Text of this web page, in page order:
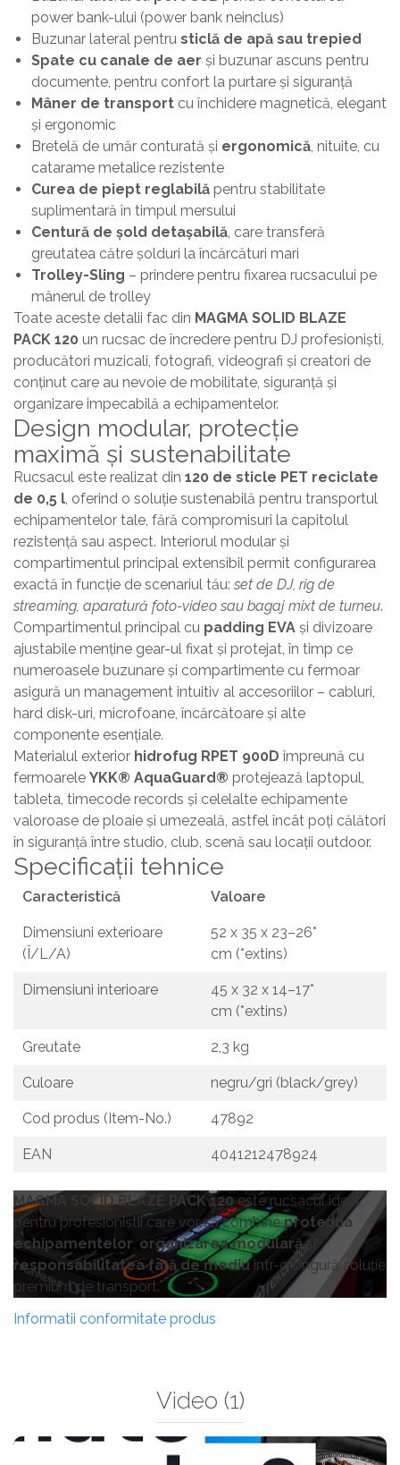
power bank-ului (power bank neinclus)
Buzunar lateral pentru sticlă de apă sau trepied
Spate cu canale de aer și buzunar ascuns pentru
documente, pentru confort la purtare și siguranță
Mâner de transport cu închidere magnetică, elegant
și ergonomic
Bretelă de umăr conturată și ergonomică , nituite, cu
catarame metalice rezistente
Curea de piept reglabilă pentru stabilitate
suplimentară în timpul mersului
Centură de șold detașabilă , care transferă
greutatea către șolduri la încărcături mari
Trolley-Sling – prindere pentru fixarea rucsacului pe
mânerul de trolley
Toate aceste detalii fac din MAGMA SOLID BLAZE
PACK 120 un rucsac de încredere pentru DJ profesioniști,
producători muzicali, fotografi, videografi și creatori de
conținut care au nevoie de mobilitate, siguranță și
organizare impecabilă a echipamentelor.
Design modular, protecție
maximă și sustenabilitate
Rucsacul este realizat din 120 de sticle PET reciclate
de 0,5 l , oferind o soluție sustenabilă pentru transportul
echipamentelor tale, fără compromisuri la capitolul
rezistență sau aspect. Interiorul modular și
compartimentul principal extensibil permit configurarea
exactă în funcție de scenariul tău: set de DJ, rig de
streaming, aparatură foto-video sau bagaj mixt de turneu.
Compartimentul principal cu padding EVA și divizoare
ajustabile menține gear-ul fixat și protejat, în timp ce
numeroasele buzunare și compartimente cu fermoar
asigură un management intuitiv al accesoriilor – cabluri,
hard disk-uri, microfoane, încărcătoare și alte
componente esențiale.
Materialul exterior hidrofug RPET 900D împreună cu
fermoarele YKK® AquaGuard® protejează laptopul,
tableta, timecode records și celelalte echipamente
valoroase de ploaie și umezeală, astfel încât poți călători
în siguranță între studio, club, scenă sau locații outdoor.
Specificații tehnice
Caracteristică Valoare
Dimensiuni exterioare
(Î/L/A)
52 x 35 x 23–26*
cm (*extins)
Dimensiuni interioare
45 x 32 x 14–17*
cm (*extins)
Greutate 2,3 kg
Culoare negru/gri (black/grey)
Cod produs (Item-No.) 47892
EAN 4041212478924
MAGMA SOLID BLAZE PACK 120este rucsacul ideal
pentru profesioniștii care vor să combineprotecția
echipamentelor organizarea modularăși
responsabilitatea față de mediuîntr-o singură soluție
premium de transport.
Informatii conformitate produs
Video (1)